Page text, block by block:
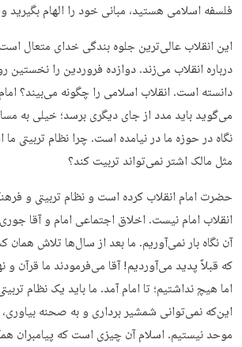
فلسفه اسلامی هستید، مبانی خود را الهام بگیرید
این انقلاب عالی‌ترین جلوه بندگی خدای متعال
درباره انقلاب می‌زند. دوازده فروردین را
دانسته است. انقلاب اسلامی را چگونه می‌بیند؟
می‌گوید باید مدد از جای دیگری برسد؛ خیلی به
نگاه در حوزه ما در نیامده است. چرا نظام تربیتی
مثل مالک اشتر نمی‌تواند تربیت کند؟
حضرت امام انقلاب کرده است و نظام تربیتی و
انقلاب امام نیست. اخلاق اجتماعی امام و آقا
آن نگاه بار نمی‌آوریم. ما بعد از سال‌ها تلاش همان
که قبلاً پدید می‌آوردیم! آقا می‌فرمودند ما قرآن و
اما هیچ نداشتیم؛ تا امام آمد. ما باید یک نظام
این‌که نمی‌توانی شمشیر برداری و به صحنه
موحد نیستیم. اسلام آن چیزی است که پیامبران